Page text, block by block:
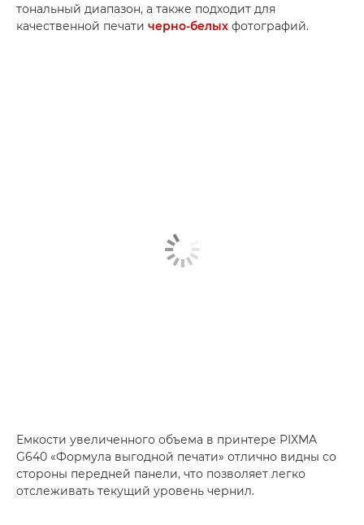
тональный диапазон, а также подходит для
качественной печати черно-белых фотографий.
Емкости увеличенного объема в принтере PIXMA
G640 «Формула выгодной печати» отлично видны со
стороны передней панели, что позволяет легко
отслеживать текущий уровень чернил.